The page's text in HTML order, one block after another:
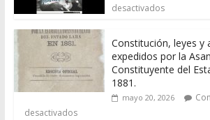
desactivados
Constitución, leyes y
expedidos por la
Constituyente del
1881.
mayo 20, 2026
desactivados